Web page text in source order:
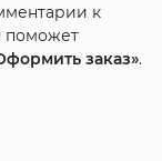
к
поможет
заказ».